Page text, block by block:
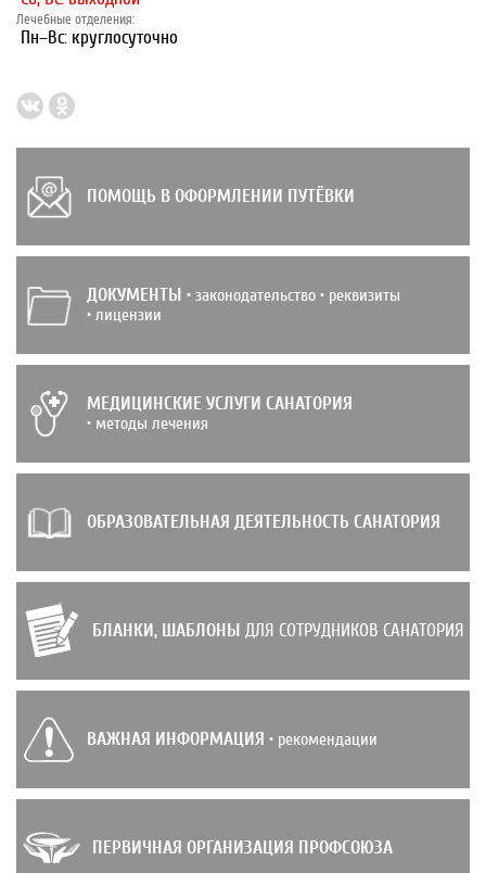
Лечебные отделения:
Пн–Вс: круглосуточно
ПОМОЩЬ В ОФОРМЛЕНИИ ПУТЁВКИ
ДОКУМЕНТЫ • законодательство • реквизиты
• лицензии
МЕДИЦИНСКИЕ УСЛУГИ САНАТОРИЯ
• методы лечения
ОБРАЗОВАТЕЛЬНАЯ ДЕЯТЕЛЬНОСТЬ САНАТОРИЯ
БЛАНКИ, ШАБЛОНЫ ДЛЯ СОТРУДНИКОВ САНАТОРИЯ
ВАЖНАЯ ИНФОРМАЦИЯ • рекомендации
ПЕРВИЧНАЯ ОРГАНИЗАЦИЯ ПРОФСОЮЗА